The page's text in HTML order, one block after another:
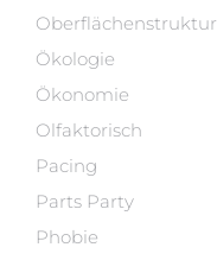
Oberflächenstruktur
Ökologie
Ökonomie
Olfaktorisch
Pacing
Parts Party
Phobie